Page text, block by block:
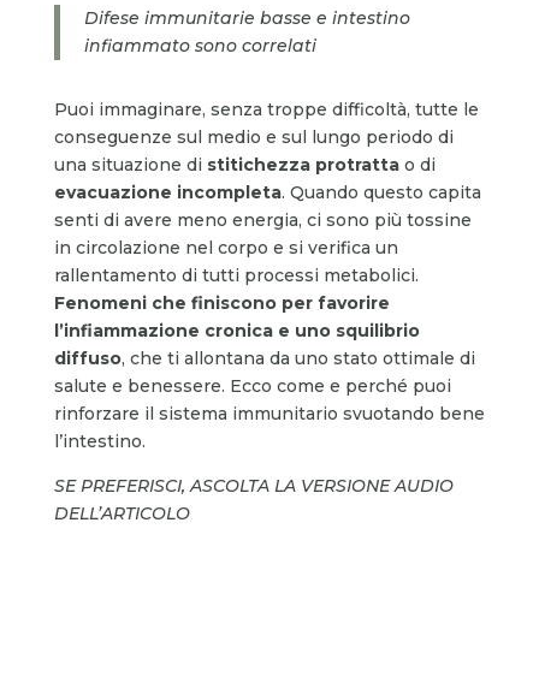
Difese immunitarie basse e intestino
infiammato sono correlati
Puoi immaginare, senza troppe difficoltà, tutte le
conseguenze sul medio e sul lungo periodo di
una situazione di stitichezza protrattao di
evacuazione incompleta. Quando questo capita
senti di avere meno energia, ci sono più tossine
in circolazione nel corpo e si verifica un
rallentamento di tutti processi metabolici.
Fenomeni che finiscono per favorire
l’infiammazione cronica e uno squilibrio
diffuso, che ti allontana da uno stato ottimale di
salute e benessere. Ecco come e perché puoi
rinforzare il sistema immunitario svuotando bene
l’intestino.
SE PREFERISCI, ASCOLTA LA VERSIONE AUDIO
DELL’ARTICOLO